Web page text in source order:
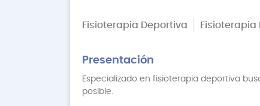
Fisioterapia Deportiva
Presentación
Especializado en fisioterapia deportiva
posible.